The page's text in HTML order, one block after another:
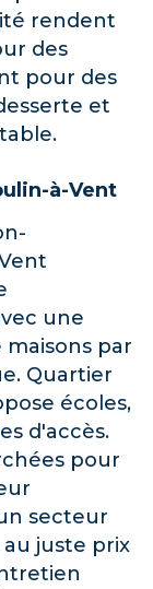
rendent
des
pour des
et
à-Vent
une
par
Quartier
écoles,
d'accès.
pour
secteur
juste prix